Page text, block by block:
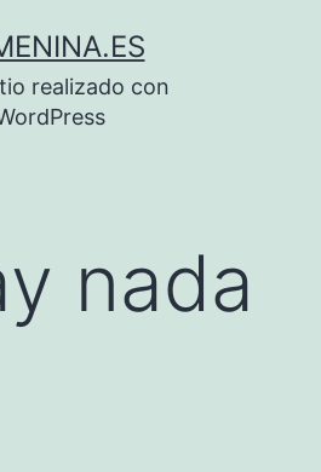
realizado con
nada